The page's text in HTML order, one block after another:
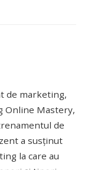
de marketing,
Online Mastery,
de
a susținut
la care au